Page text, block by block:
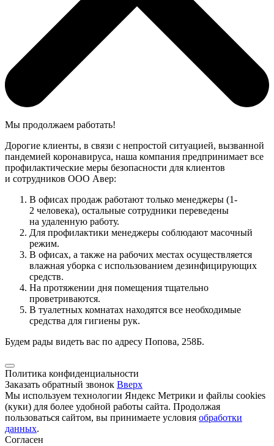
Мы продолжаем работать!
Дорогие клиенты, в связи с непростой ситуацией, вызванной
пандемией коронавируса, наша компания предпринимает все
профилактические меры безопасности для клиентов
и сотрудников ООО Авер:
В офисах продаж работают только менеджеры (1-
2 человека), остальные сотрудники переведены
на удаленную работу.
Для профилактики менеджеры соблюдают масочный
режим.
В офисах, а также на рабочих местах осуществляется
влажная уборка с использованием дезинфицирующих
средств.
На протяжении дня помещения тщательно
проветриваются.
В туалетных комнатах находятся все необходимые
средства для гигиены рук.
Будем рады видеть вас по адресу Попова, 258Б.
Политика конфиденциальности
Заказать обратный звонок Вверх
Мы используем технологии Яндекс Метрики и файлы cookies
(куки) для более удобной работы сайта. Продолжая
пользоваться сайтом, вы принимаете условия обработки
данных.
Согласен